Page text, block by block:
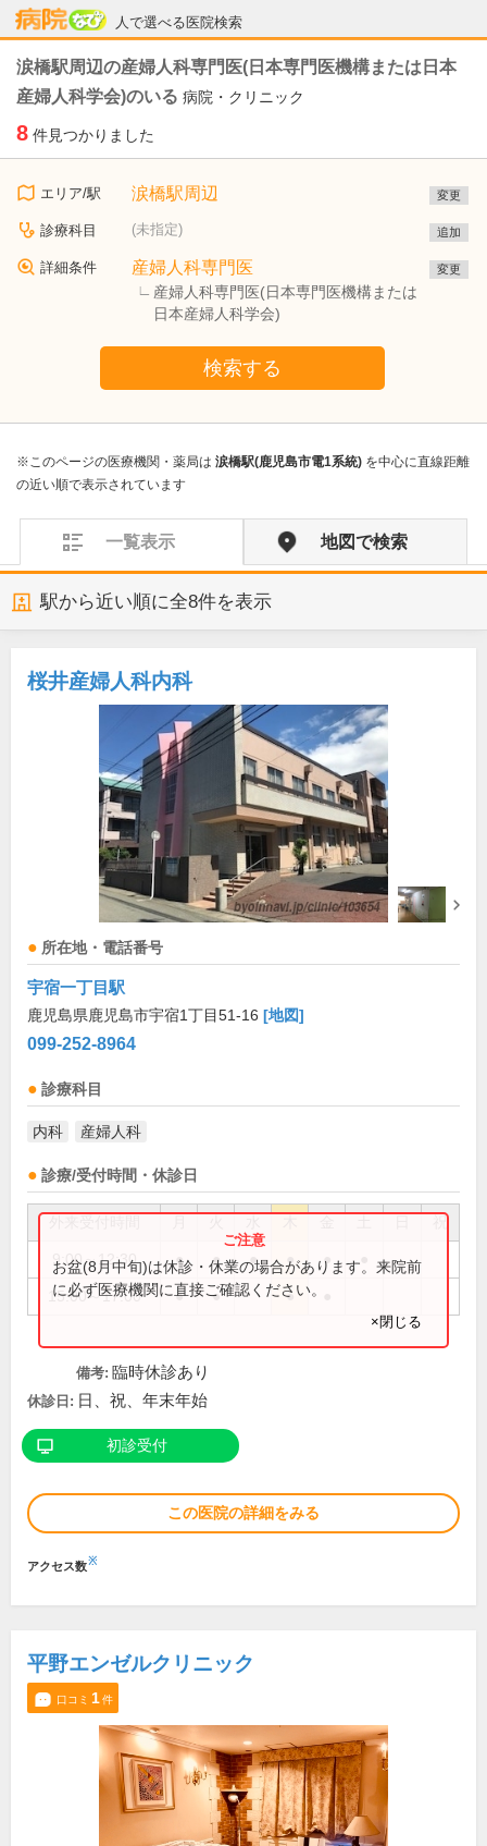
人で選べる医院検索
病院なび
涙橋駅周辺の産婦人科専門医(日本専門医機構または日本
産婦人科学会)のいる 病院・クリニック
8 件見つかりました
エリア/駅 涙橋駅周辺 変更
診療科目 (未指定) 追加
詳細条件 産婦人科専門医
産婦人科専門医(日本専門医機構または
日本産婦人科学会)
変更
検索する
※このページの医療機関・薬局は 涙橋駅(鹿児島市電1系統) を中心に直線距離
の近い順で表示されています
一覧表示 地図で検索
駅から近い順に全8件を表示
桜井産婦人科内科
所在地・電話番号
宇宿一丁目駅
鹿児島県鹿児島市宇宿1丁目51-16 [地図]
099-252-8964
診療科目
内科 産婦人科
診療/受付時間・休診日
祝
9:00～12:30 ● ● ● ● ●
15:00～17:00 ● ● ●
お盆(8月中旬)は休診・休業の場合があります。来院前
に必ず医療機関に直接ご確認ください。
×閉じる
備考: 臨時休診あり
休診日: 日、祝、年末年始
初診受付
この医院の詳細をみる
アクセス数※
平野エンゼルクリニック
口コミ 1件